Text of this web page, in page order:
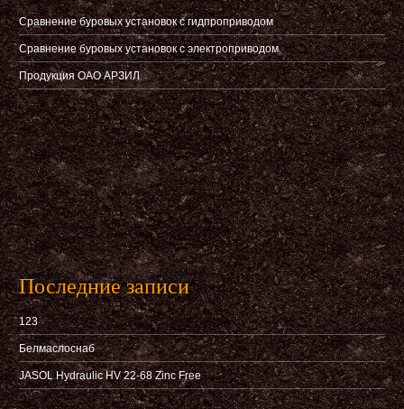
Сравнение буровых установок с гидпроприводом
Сравнение буровых установок с электроприводом
Продукция ОАО АРЗИЛ
Последние записи
123
Белмаслоснаб
JASOL Hydraulic HV 22-68 Zinc Free